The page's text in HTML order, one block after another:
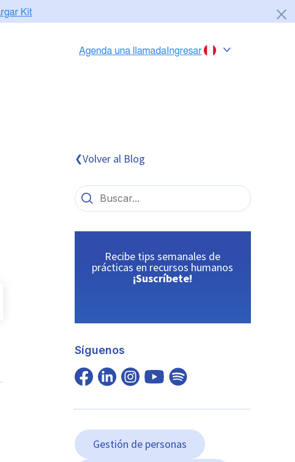
México
❮Volver al Blog
Recibe tips semanales de
prácticas en recursos humanos
¡Suscríbete!
Síguenos
Gestión de personas